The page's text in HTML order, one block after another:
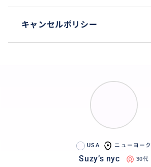
キャンセルポリシー
USA ニューヨーク
Suzy’s nyc 30代